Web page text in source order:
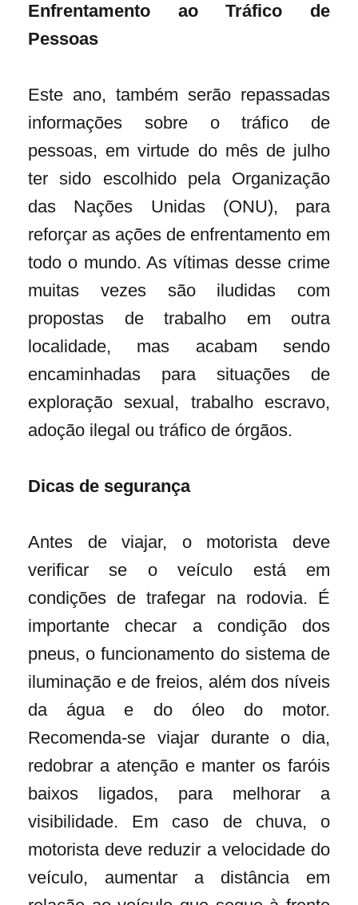
Enfrentamento ao Tráfico de
Pessoas
Este ano, também serão repassadas
informações sobre o tráfico de
pessoas, em virtude do mês de julho
ter sido escolhido pela Organização
das Nações Unidas (ONU), para
reforçar as ações de enfrentamento em
todo o mundo. As vítimas desse crime
muitas vezes são iludidas com
propostas de trabalho em outra
localidade, mas acabam sendo
encaminhadas para situações de
exploração sexual, trabalho escravo,
adoção ilegal ou tráfico de órgãos.
Dicas de segurança
Antes de viajar, o motorista deve
verificar se o veículo está em
condições de trafegar na rodovia. É
importante checar a condição dos
pneus, o funcionamento do sistema de
iluminação e de freios, além dos níveis
da água e do óleo do motor.
Recomenda-se viajar durante o dia,
redobrar a atenção e manter os faróis
baixos ligados, para melhorar a
visibilidade. Em caso de chuva, o
motorista deve reduzir a velocidade do
veículo, aumentar a distância em